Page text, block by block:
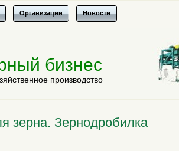
Организации Новости
бизнес
производство
зерна. Зернодробилка